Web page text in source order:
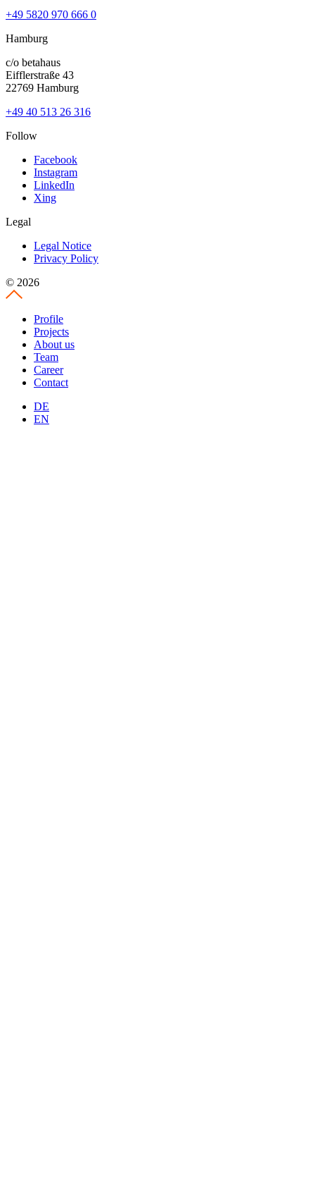
+49 5820 970 666 0
Hamburg
c/o betahaus
Eifflerstraße 43
22769 Hamburg
+49 40 513 26 316
Follow
Facebook
Instagram
LinkedIn
Xing
Legal
Legal Notice
Privacy Policy
© 2026
Profile
Projects
About us
Team
Career
Contact
DE
EN